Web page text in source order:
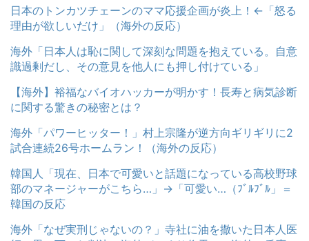
日本のトンカツチェーンのママ応援企画が炎上！←「怒る
理由が欲しいだけ」（海外の反応）
海外「日本人は恥に関して深刻な問題を抱えている。自意
識過剰だし、その意見を他人にも押し付けている」
【海外】裕福なバイオハッカーが明かす！長寿と病気診断
に関する驚きの秘密とは？
海外「パワーヒッター！」村上宗隆が逆方向ギリギリに2
試合連続26号ホームラン！（海外の反応）
韓国人「現在、日本で可愛いと話題になっている高校野球
部のマネージャーがこちら…」→「可愛い…（ﾌﾞﾙﾌﾞﾙ」＝
韓国の反応
海外「なぜ実刑じゃないの？」寺社に油を撒いた日本人医